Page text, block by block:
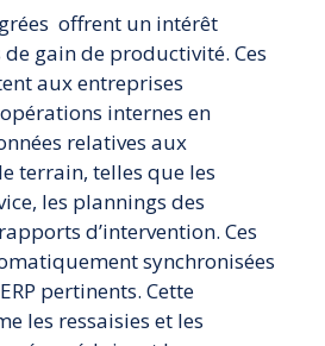
offrent un intérêt
gain de productivité. Ces
aux entreprises
internes en
relatives aux
terrain, telles que les
les plannings des
d’intervention. Ces
synchronisées
pertinents. Cette
les ressaisies et les